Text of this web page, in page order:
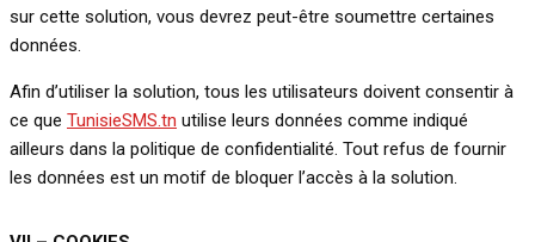
sur cette solution, vous devrez peut-être soumettre certaines
données.
Afin d’utiliser la solution, tous les utilisateurs doivent consentir à
ce que TunisieSMS.tn utilise leurs données comme indiqué
ailleurs dans la politique de confidentialité. Tout refus de fournir
les données est un motif de bloquer l’accès à la solution.